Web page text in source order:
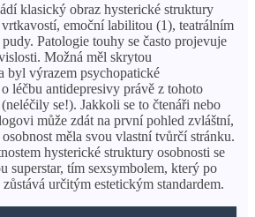
klasický obraz hysterické struktury
emoční labilitou (1), teatrálním
Patologie touhy se často projevuje
Možná měl skrytou
byl výrazem psychopatické
léčbu antidepresivy právě z tohoto
se!). Jakkoli se to čtenáři nebo
může zdát na první pohled zvláštní,
měla svou vlastní tvůrčí stránku.
hysterické struktury osobnosti se
superstar, tím sexsymbolem, který po
určitým estetickým standardem.